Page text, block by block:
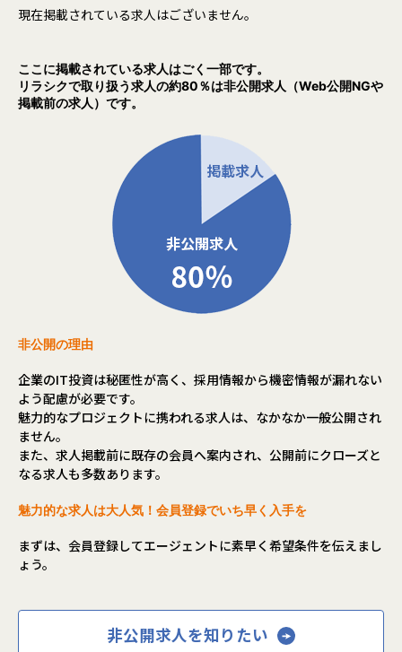
現在掲載されている求人はございません。
ここに掲載されている求人はごく一部です。
リラシクで取り扱う求人の約80％は非公開求人（Web公開NGや
掲載前の求人）です。
非公開の理由
企業のIT投資は秘匿性が高く、採用情報から機密情報が漏れない
よう配慮が必要です。
魅力的なプロジェクトに携われる求人は、なかなか一般公開され
ません。
また、求人掲載前に既存の会員へ案内され、公開前にクローズと
なる求人も多数あります。
魅力的な求人は大人気！会員登録でいち早く入手を
まずは、会員登録してエージェントに素早く希望条件を伝えまし
ょう。
非公開求人を知りたい